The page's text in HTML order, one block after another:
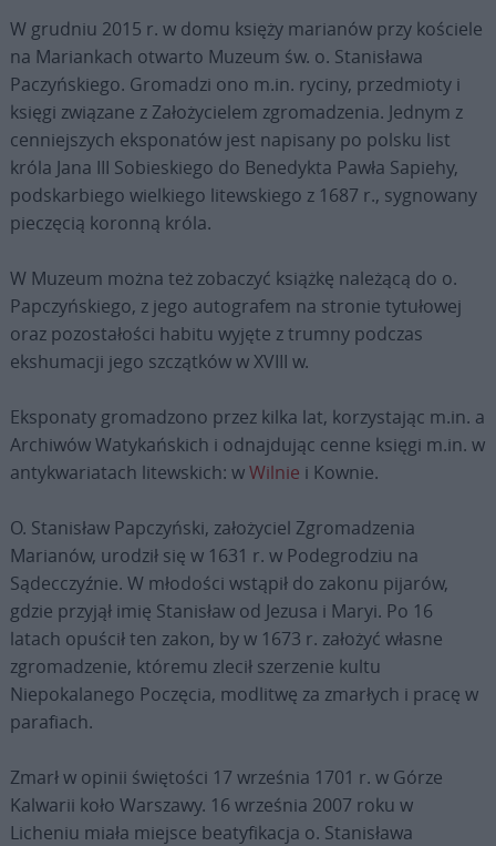
W grudniu 2015 r. w domu księży marianów przy kościele
na Mariankach otwarto Muzeum św. o. Stanisława
Paczyńskiego. Gromadzi ono m.in. ryciny, przedmioty i
księgi związane z Założycielem zgromadzenia. Jednym z
cenniejszych eksponatów jest napisany po polsku list
króla Jana III Sobieskiego do Benedykta Pawła Sapiehy,
podskarbiego wielkiego litewskiego z 1687 r., sygnowany
pieczęcią koronną króla.
W Muzeum można też zobaczyć książkę należącą do o.
Papczyńskiego, z jego autografem na stronie tytułowej
oraz pozostałości habitu wyjęte z trumny podczas
ekshumacji jego szczątków w XVIII w.
Eksponaty gromadzono przez kilka lat, korzystając m.in. a
Archiwów Watykańskich i odnajdując cenne księgi m.in. w
antykwariatach litewskich: wWilnie i Kownie.
O. Stanisław Papczyński, założyciel Zgromadzenia
Marianów, urodził się w 1631 r. w Podegrodziu na
Sądecczyźnie. W młodości wstąpił do zakonu pijarów,
gdzie przyjął imię Stanisław od Jezusa i Maryi. Po 16
latach opuścił ten zakon, by w 1673 r. założyć własne
zgromadzenie, któremu zlecił szerzenie kultu
Niepokalanego Poczęcia, modlitwę za zmarłych i pracę w
parafiach.
Zmarł w opinii świętości 17 września 1701 r. w Górze
Kalwarii koło Warszawy. 16 września 2007 roku w
Licheniu miała miejsce beatyfikacja o. Stanisława